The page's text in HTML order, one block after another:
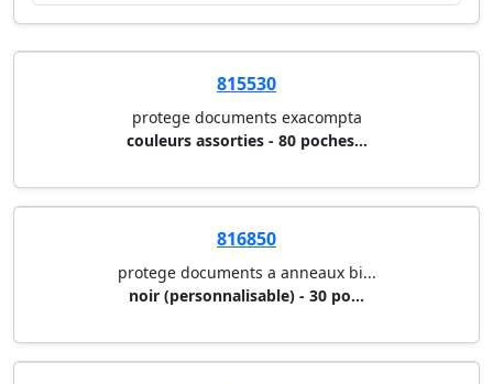
815530
protege documents exacompta
couleurs assorties - 80 poches...
816850
protege documents a anneaux bi...
noir (personnalisable) - 30 po...